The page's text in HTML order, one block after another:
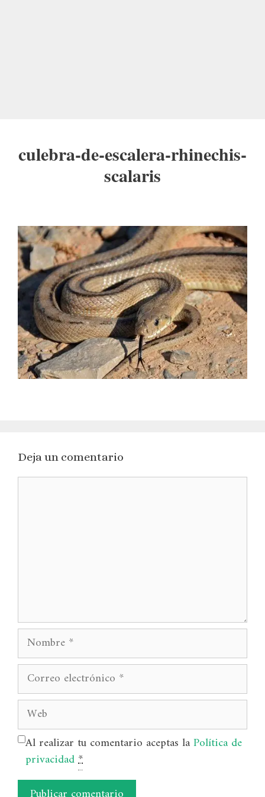
culebra-de-escalera-rhinechis-
scalaris
Deja un comentario
Nombre
Correo
electrónico
Web
Al realizar tu comentario aceptas laPolítica de
privacidad*